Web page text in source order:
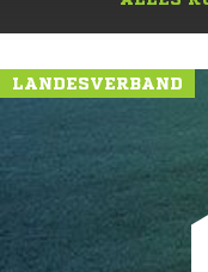
LANDESVERBAND